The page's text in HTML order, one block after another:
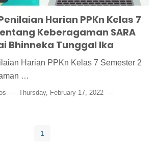
Harian PPKn Kelas 7
Keberagaman SARA
Bhinneka Tunggal Ika
Harian PPKn Kelas 7 Semester 2
…
Thursday, February 17, 2022
1